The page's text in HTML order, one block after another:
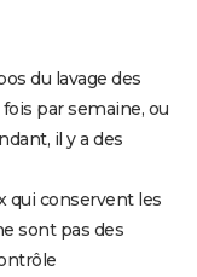
du lavage des
par semaine, ou
il y a des
qui conservent les
sont pas des